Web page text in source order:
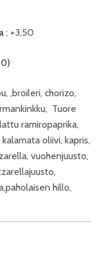
; +3,50
,broileri, chorizo,
Tuore
ramiropaprika,
oliivi, kapris,
vuohenjuusto,
hillo,